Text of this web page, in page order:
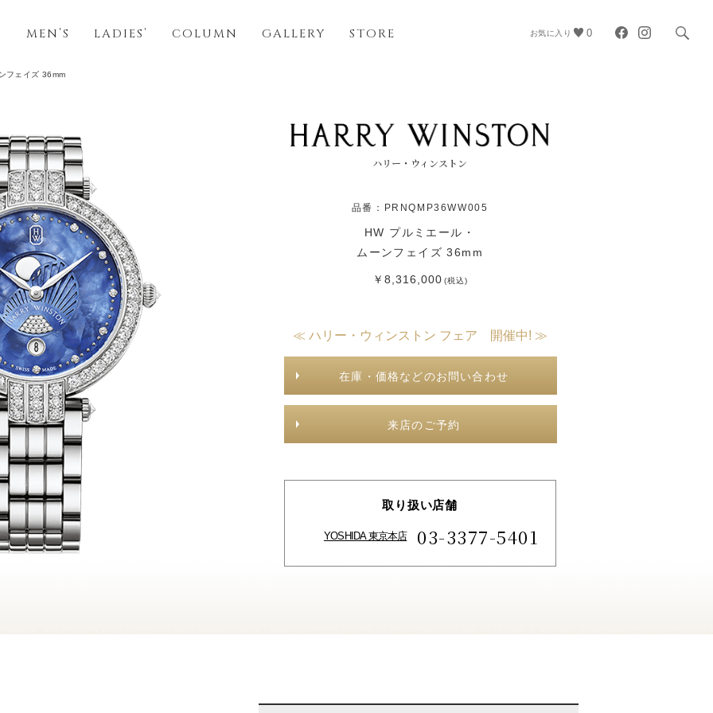
MEN’S LADIES’ COLUMN GALLERY STORE お気に入り 0
ハリー・ウィンストン
品番：PRNQMP36WW005
HW プルミエール・
ムーンフェイズ 36mm
￥8,316,000(税込)
≪ ハリー・ウィンストン フェア 開催中! ≫
在庫・価格などのお問い合わせ
来店のご予約
取り扱い店舗
YOSHIDA 東京本店 03-3377-5401
フェイズ 36mm